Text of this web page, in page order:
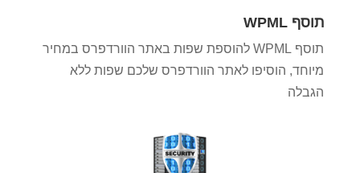
תוסף WPML
תוסף WPML להוספת שפות באתר הוורדפרס במחיר
מיוחד, הוסיפו לאתר הוורדפרס שלכם שפות ללא
הגבלה